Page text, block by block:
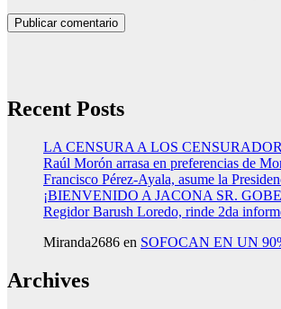
Recent Posts
LA CENSURA A LOS
Raúl Morón arrasa en preferencias de
Francisco Pérez-Ayala, asume la
¡BIENVENIDO A JACONA SR.
Regidor Barush Loredo, rinde 2da
Miranda2686 en SOFOCAN EN UN
Archives